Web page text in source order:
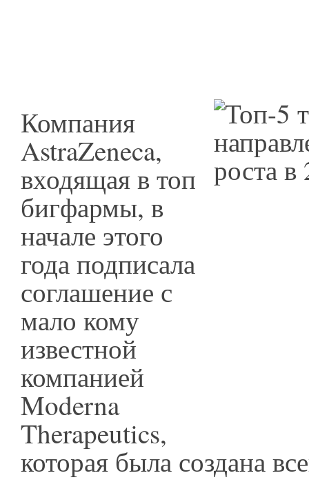
Компания
AstraZeneca,
входящая в топ
бигфармы, в
начале этого
года подписала
соглашение с
мало кому
известной
компанией
Moderna
Therapeutics,
которая была создана